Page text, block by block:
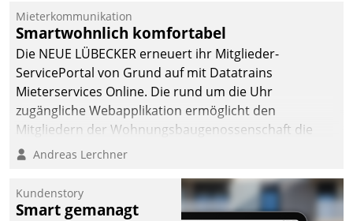
Die monatlichen
Mitteilungen zum
Heizungs- und
Wasserverbrauch gehen
automatisiert, vollständig
und auf Wunsch über
mehrere zuvor
Kommunikationswege bei
Mieterkommunikation
Smartwohnlich komfortabel
Die NEUE LÜBECKER erneuert ihr Mitglieder-
ServicePortal von Grund auf mit Datatrains
Mieterservices Online. Die rund um die Uhr
zugängliche Webapplikation ermöglicht den
Mitgliedern der Wohnungs­bau­genossenschaft die
Kontaktaufnahme per Smartphone, Tablet oder PC.
Andreas Lerchner
Kundenstory
Smart gemanagt